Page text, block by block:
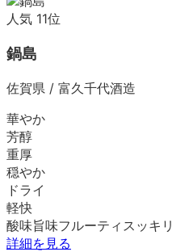
人気 11位
鍋島
佐賀県 / 富久千代酒造
華やか
芳醇
重厚
穏やか
ドライ
軽快
酸味旨味フルーティ スッキリ
詳細を見る